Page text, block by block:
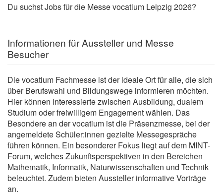
Du suchst Jobs für die Messe vocatium Leipzig 2026?
Informationen für Aussteller und Messe
Besucher
Die vocatium Fachmesse ist der ideale Ort für alle, die sich
über Berufswahl und Bildungswege informieren möchten.
Hier können Interessierte zwischen Ausbildung, dualem
Studium oder freiwilligem Engagement wählen. Das
Besondere an der vocatium ist die Präsenzmesse, bei der
angemeldete Schüler:innen gezielte Messegespräche
führen können. Ein besonderer Fokus liegt auf dem MINT-
Forum, welches Zukunftsperspektiven in den Bereichen
Mathematik, Informatik, Naturwissenschaften und Technik
beleuchtet. Zudem bieten Aussteller informative Vorträge
an.